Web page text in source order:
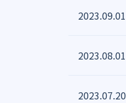
2023.09.01
2023.08.01
2023.07.20